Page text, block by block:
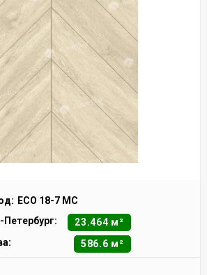
ECO 18-7 MC
Петербург:
23.464 м²
586.6 м²